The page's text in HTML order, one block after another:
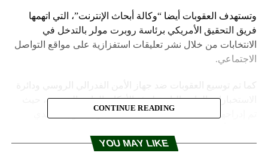
وتستهدف العقوبات أيضا “وكالة أبحاث الإنترنت”، التي اتهمها
فريق التحقيق الأمريكي برئاسة روبرت مولر بالتدخل في
الانتخابات من خلال نشر تعليقات استفزازية على مواقع التواصل
الاجتماعي.
كما تم توسيع العقوبات ضد جهاز الأمن الفدرالي الروسي ودائرة
الاستخبارات العامة التابعة لهيئة الأركان العامة الروسية، حيث
تم إدراجهما على القائمة الجديدة تحت قانون “حول التصدي
ترامب يوم 2 أغسطس عام 2017.
CONTINUE READING
YOU MAY LIKE